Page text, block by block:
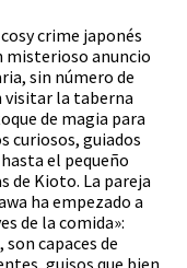
crime japonés
misterioso anuncio
sin número de
visitar la taberna
de magia para
curiosos, guiados
el pequeño
de Kioto. La pareja
ha empezado a
de la comida»:
capaces de